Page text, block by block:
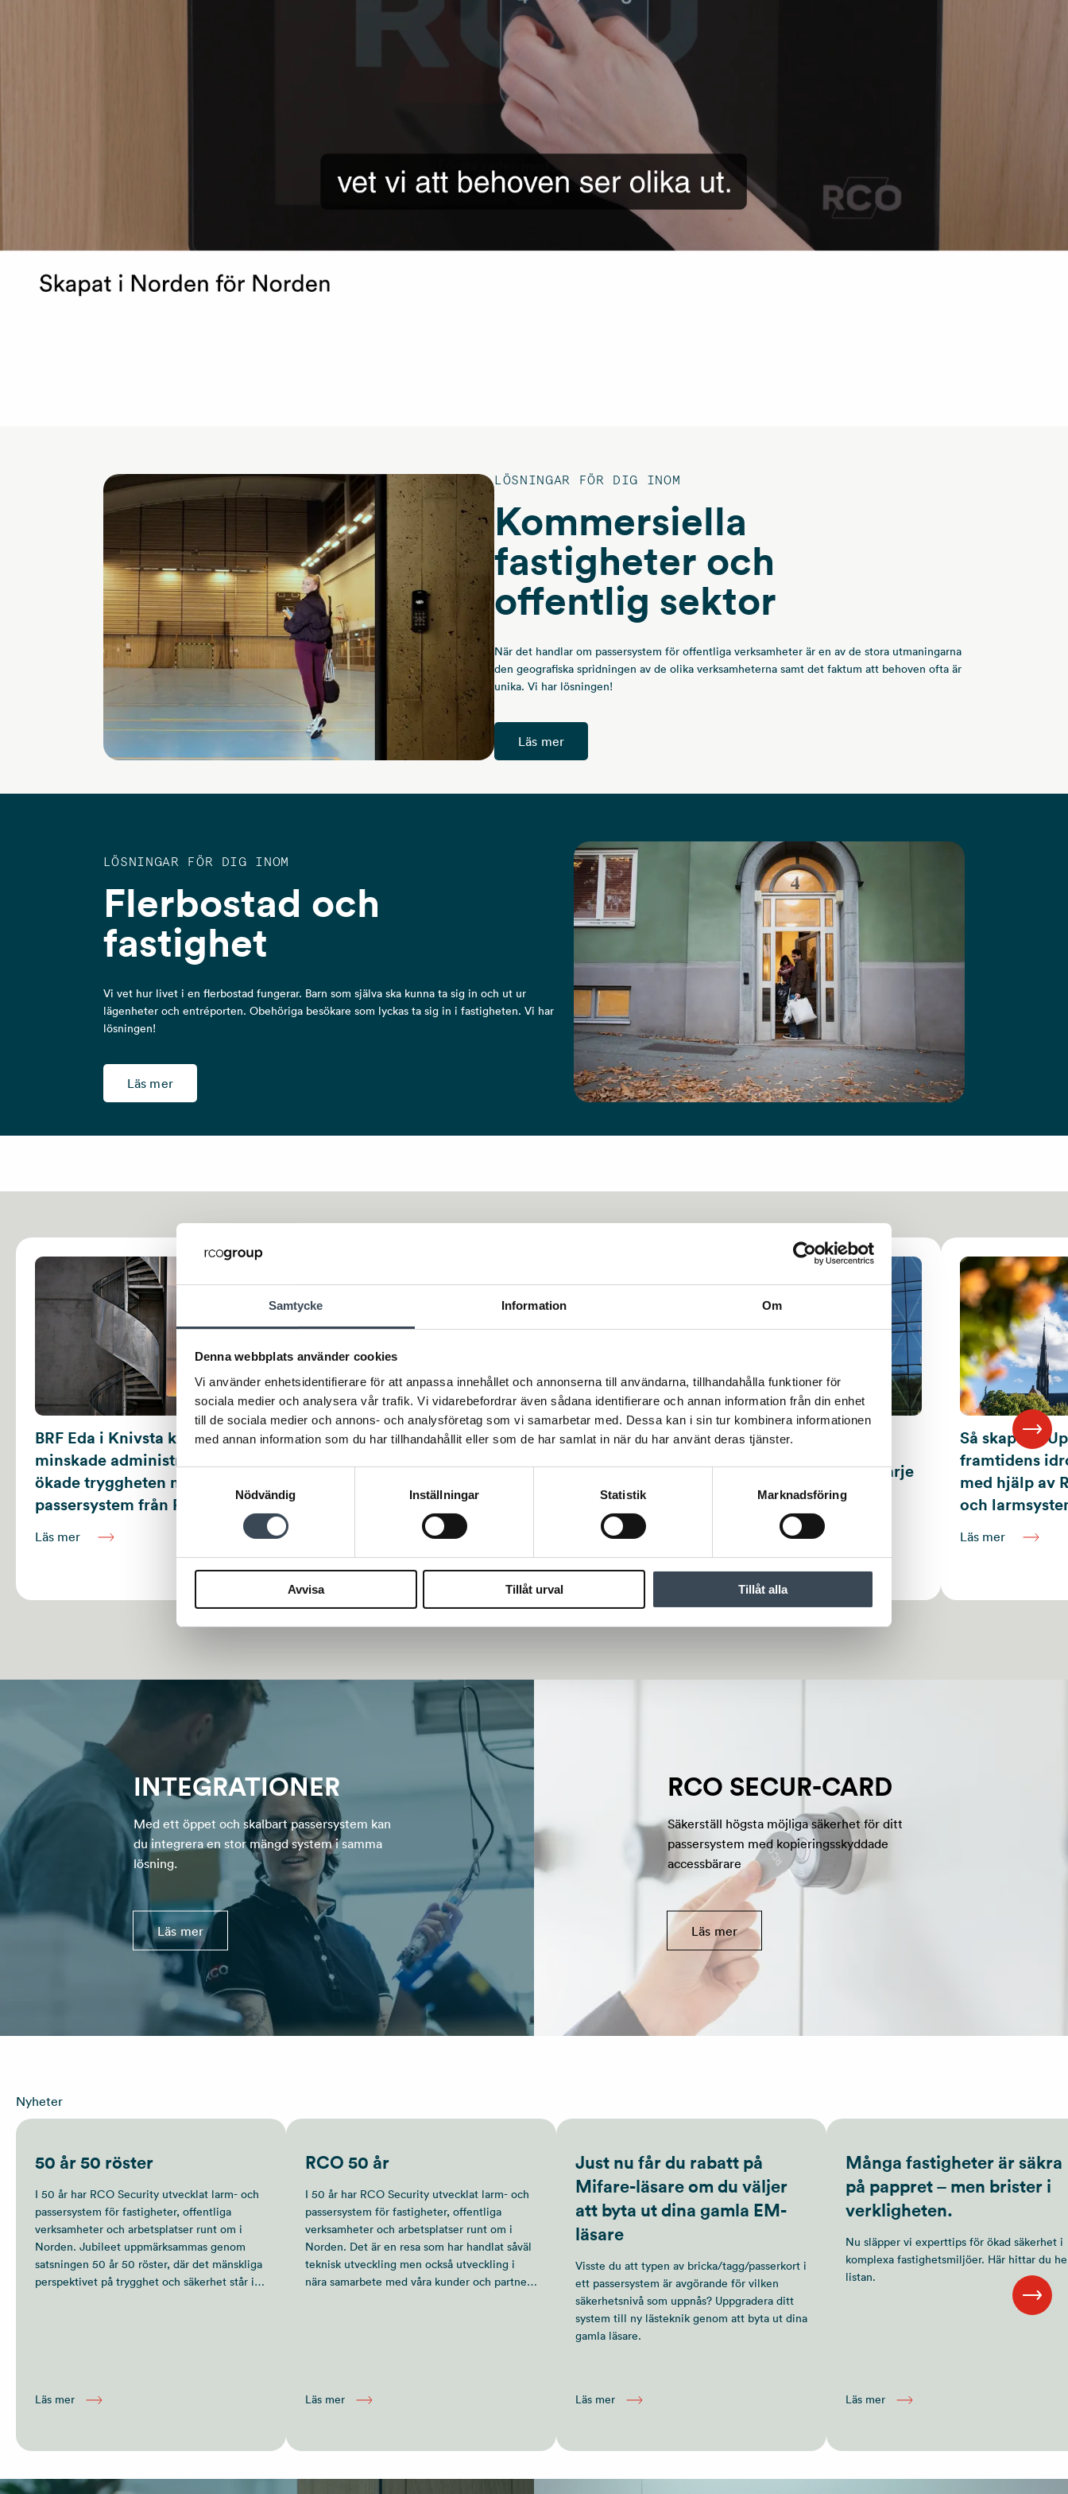
Samtycke Information Om
Denna webbplats använder cookies
Vi använder enhetsidentifierare för att anpassa innehållet och annonserna till användarna, tillhandahålla funktioner för
sociala medier och analysera vår trafik. Vi vidarebefordrar även sådana identifierare och annan information från din enhet
till de sociala medier och annons- och analysföretag som vi samarbetar med. Dessa kan i sin tur kombinera informationen
med annan information som du har tillhandahållit eller som de har samlat in när du har använt deras tjänster.
Nödvändig
Inställningar Statistik Marknadsföring
Avvisa Tillåt urval Tillåt alla
LÖSNINGAR FÖR DIG INOM
Kommersiella
fastigheter och
offentlig sektor
När det handlar om passersystem för offentliga verksamheter är en av de stora utmaningarna
den geografiska spridningen av de olika verksamheterna samt det faktum att behoven ofta är
unika. Vi har lösningen!
Läs mer
LÖSNINGAR FÖR DIG INOM
Flerbostad och
fastighet
Vi vet hur livet i en flerbostad fungerar. Barn som själva ska kunna ta sig in och ut ur
lägenheter och entréporten. Obehöriga besökare som lyckas ta sig in i fastigheten. Vi har
lösningen!
Läs mer
BRF Eda i Knivsta kommun
minskade administrationen och
ökade tryggheten med ett säkert
passersystem från RCO Security
Läs mer
Så moderniserade Castellum sitt
huvudkontor med RCO Security till
en smidig och säker arbetsplats
IT-företaget IT-Total valde RCO
Security – satsar på säkerhet i varje
Så skapade
framtidens
med hjälp av
och
Läs mer
INTEGRATIONER
Med ett öppet och skalbart passersystem kan
du integrera en stor mängd system i samma
lösning.
Läs mer
RCO SECUR-CARD
Säkerställ högsta möjliga säkerhet för ditt
passersystem med kopieringsskyddade
accessbärare
Läs mer
Nyheter
50 år 50 röster
I 50 år har RCO Security utvecklat larm- och
passersystem för fastigheter, offentliga
verksamheter och arbetsplatser runt om i
Norden. Jubileet uppmärksammas genom
satsningen 50 år 50 röster, där det mänskliga
perspektivet på trygghet och säkerhet står i
Läs mer
RCO 50 år
I 50 år har RCO Security utvecklat larm- och
passersystem för fastigheter, offentliga
verksamheter och arbetsplatser runt om i
Norden. Det är en resa som har handlat såväl
teknisk utveckling men också utveckling i
nära samarbete med våra kunder och partners
Läs mer
Just nu får du rabatt på
Mifare-läsare om du väljer
att byta ut dina gamla EM-
läsare
Visste du att typen av bricka/tagg/passerkort i
ett passersystem är avgörande för vilken
säkerhetsnivå som uppnås? Uppgradera ditt
system till ny lästeknik genom att byta ut dina
gamla läsare.
Läs mer
Många fastigheter är säkra
på pappret – men brister i
verkligheten.
Nu släpper vi experttips för ökad säkerhet i
komplexa fastighetsmiljöer. Här hittar du
listan.
Läs mer